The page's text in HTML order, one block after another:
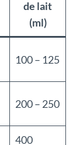
de lait
(ml)
100 – 125
200 – 250
400